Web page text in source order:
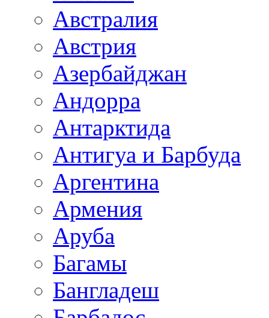
Австралия
Австрия
Азербайджан
Андорра
Антарктида
Антигуа и Барбуда
Аргентина
Армения
Аруба
Багамы
Бангладеш